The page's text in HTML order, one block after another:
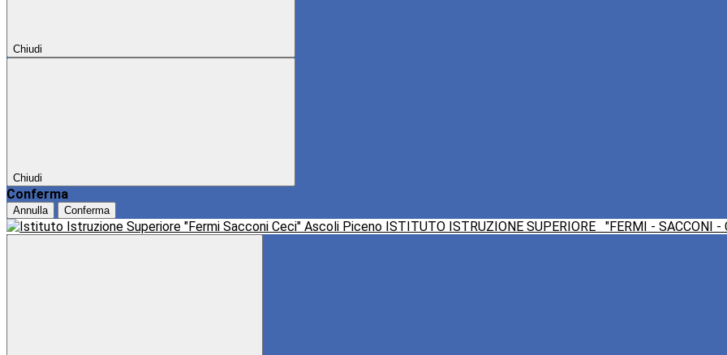
Chiudi
Chiudi
Conferma
Annulla Conferma
ISTITUTO ISTRUZIONE SUPERIORE "FERMI - SACCONI -